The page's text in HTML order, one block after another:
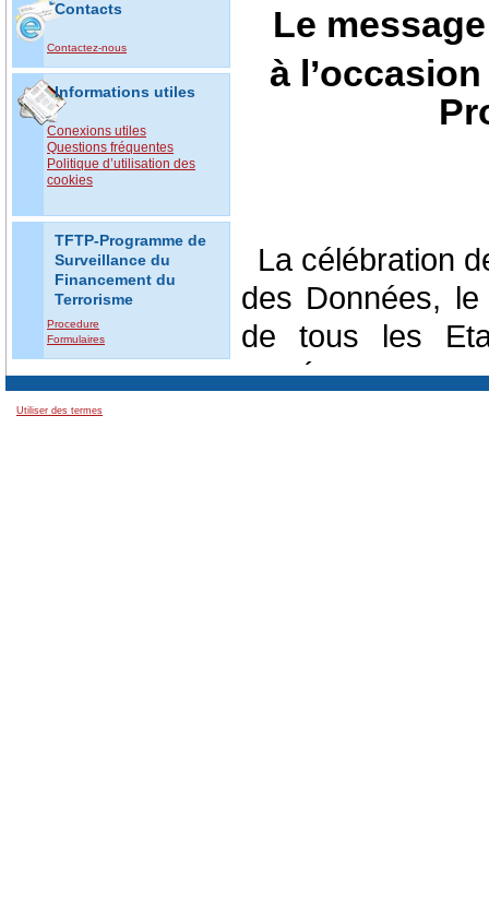
Contacts
Contactez-nous
Informations utiles
Conexions utiles
Questions fréquentes
Politique d’utilisation des
cookies
TFTP-Programme de
Surveillance du
Financement du
Terrorisme
Procedure
Formulaires
Le
à
La célébration
des Données,
de tous les
représente
Utiliser des termes